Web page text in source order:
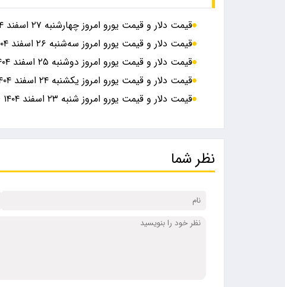
قیمت دلار و قیمت یورو امروز چهارشنبه ۲۷ اسفند ۱۴۰۴ + جدول
قیمت دلار و قیمت یورو امروز سه‌شنبه ۲۶ اسفند ۱۴۰۴ + جدول
قیمت دلار و قیمت یورو امروز دوشنبه ۲۵ اسفند ۱۴۰۴ + جدول
قیمت دلار و قیمت یورو امروز یکشنبه ۲۴ اسفند ۱۴۰۴ + جدول
قیمت دلار و قیمت یورو امروز شنبه ۲۳ اسفند ۱۴۰۴ + جدول
نظر شما